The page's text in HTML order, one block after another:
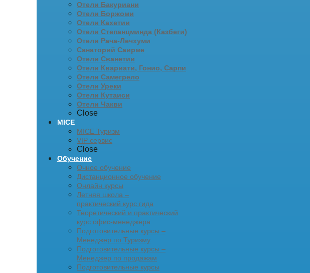
Отели Бакуриани
Отели Боржоми
Отели Кахетии
Отели Степанцминда (Казбеги)
Отели Рача-Лечхуми
Санаторий Саирме
Отели Сванетии
Отели Квариати, Гонио, Сарпи
Отели Самегрело
Отели Уреки
Отели Кутаиси
Отели Чакви
Close
MICE
MICE Туризм
VIP сервис
Close
Обучение
Очное обучение
Дистанционное обучение
Онлайн курсы
Летняя школа –
практический курс гида
Теоретический и практический
курс офис-менеджера
Подготовительные курсы –
Менеджер по Туризму
Подготовительные курсы –
Менеджер по продажам
Подготовительные курсы